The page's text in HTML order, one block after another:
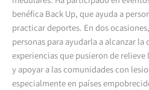
benéfica Back Up, que ayuda a
practicar deportes. En dos
personas para ayudarla a alcanzar
experiencias que pusieron de
y apoyar a las comunidades con
especialmente en países